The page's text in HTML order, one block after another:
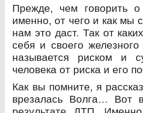
Прежде, чем говорить
именно, от чего и как мы
нам это даст. Так от
себя и своего
называется риском и
человека от риска и его
Как вы помните, я
врезалась Волга…